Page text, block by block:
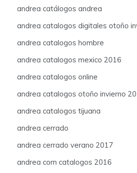
andrea catálogos andrea
andrea catalogos digitales otoño
andrea catalogos hombre
andrea catalogos mexico 2016
andrea catalogos online
andrea catalogos otoño invierno
andrea catalogos tijuana
andrea cerrado
andrea cerrado verano 2017
andrea com catalogos 2016